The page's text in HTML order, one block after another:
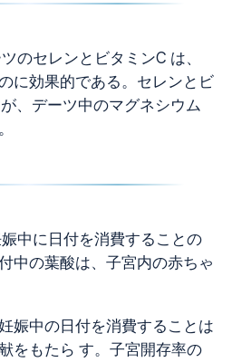
のセレンとビタミンC は、
に効果的である。セレンとビ
、デーツ中のマグネシウム
中に日付を消費することの
中の葉酸は、子宮内の赤ちゃ
娠中の日付を消費することは
をもたら す。子宮開存率の